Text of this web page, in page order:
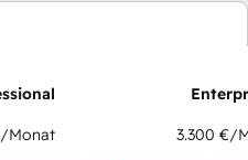
/Monat 3.300 €/